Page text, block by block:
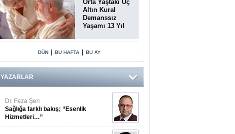
Orta Yaştaki Üç
Altın Kural
Demanssız
Yaşamı 13 Yıl
DÜN BU HAFTA BU AY
YAZARLAR
Dr. Feza Şen
Sağlığa farklı bakış; “Esenlik
Hizmetleri…”